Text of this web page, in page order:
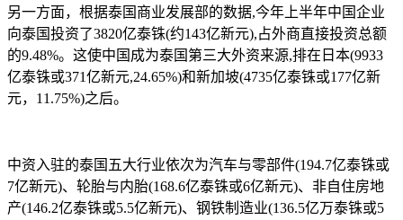
另一方面，根据泰国商业发展部的数据,今年上半年中国企业
向泰国投资了3820亿泰铢(约143亿新元),占外商直接投资总额
的9.48%。这使中国成为泰国第三大外资来源,排在日本(9933
亿泰铢或371亿新元,24.65%)和新加坡(4735亿泰铢或177亿新
元，11.75%)之后。
中资入驻的泰国五大行业依次为汽车与零部件(194.7亿泰铢或
7亿新元)、轮胎与内胎(168.6亿泰铢或6亿新元)、非自住房地
产(146.2亿泰铢或5.5亿新元)、钢铁制造业(136.5亿万泰铢或5